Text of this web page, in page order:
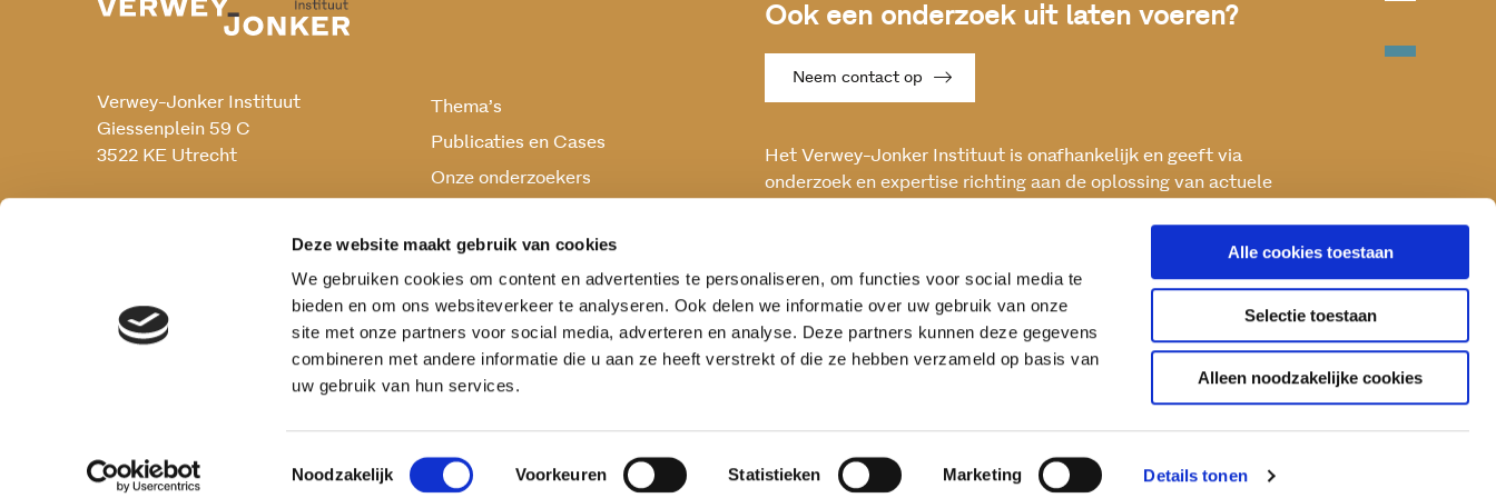
Deze website maakt gebruik van cookies
We gebruiken cookies om content en advertenties te personaliseren, om functies voor social media te
bieden en om ons websiteverkeer te analyseren. Ook delen we informatie over uw gebruik van onze
site met onze partners voor social media, adverteren en analyse. Deze partners kunnen deze gegevens
combineren met andere informatie die u aan ze heeft verstrekt of die ze hebben verzameld op basis van
uw gebruik van hun services.
Toestemmingsselectie
Noodzakelijk Voorkeuren Statistieken Marketing Details tonen
Alle cookies toestaan
Selectie toestaan
Alleen noodzakelijke cookies
Verwey-Jonker Instituut
Giessenplein 59 C
3522 KE Utrecht
Thema’s
Publicaties en Cases
Onze onderzoekers
Ook een onderzoek uit laten voeren?
Neem contact op
Het Verwey-Jonker Instituut is onafhankelijk en geeft via
onderzoek en expertise richting aan de oplossing van actuele
Privacy reglement Cookies Disclaimer Verantwoording